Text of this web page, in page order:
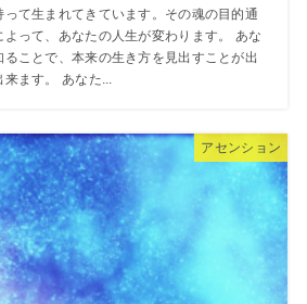
って生まれてきています。その魂の目的通
よって、あなたの人生が変わります。 あな
ことで、本来の生き方を見出すことが出
ます。 あなた...
アセンション